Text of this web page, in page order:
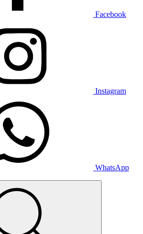
Facebook
Instagram
WhatsApp